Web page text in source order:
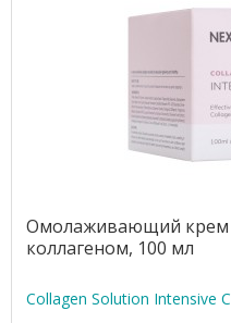
Омолаживающий крем
коллагеном, 100 мл
Collagen Solution Intensive